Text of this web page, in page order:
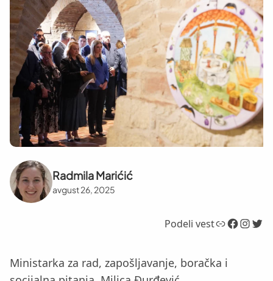
Radmila Marićić
avgust 26, 2025
Podeli vestLink Facebook InstagramTwitter
Ministarka za rad, zapošljavanje, boračka i